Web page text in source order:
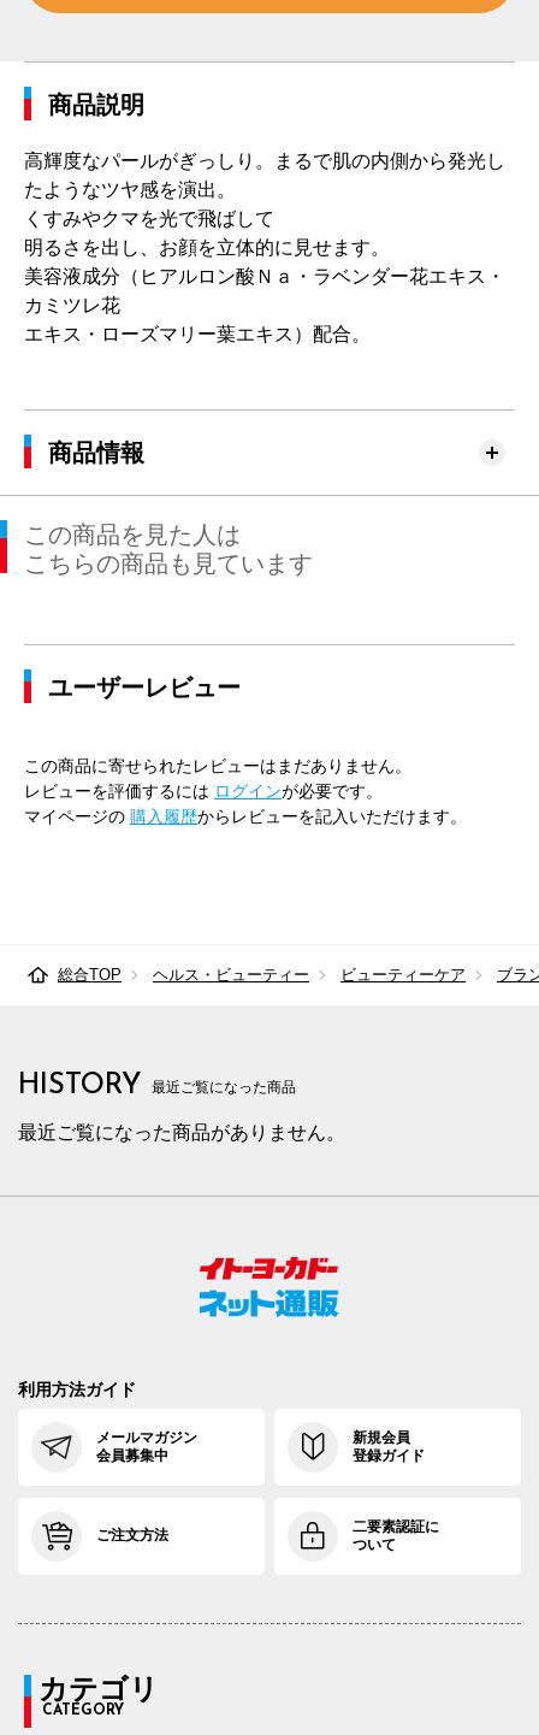
商品説明
高輝度なパールがぎっしり。まるで肌の内側から発光し
たようなツヤ感を演出。
くすみやクマを光で飛ばして
明るさを出し、お顔を立体的に見せます。
美容液成分（ヒアルロン酸Ｎａ・ラベンダー花エキス・
カミツレ花
エキス・ローズマリー葉エキス）配合。
商品情報
この商品を見た人は
こちらの商品も見ています
ユーザーレビュー
この商品に寄せられたレビューはまだありません。
レビューを評価するには ログインが必要です。
マイページの 購入履歴からレビューを記入いただけます。
総合TOP ヘルス・ビューティー ビューティーケア ブラ
HISTORY 最近ご覧になった商品
最近ご覧になった商品がありません。
利用方法ガイド
メールマガジン
会員募集中
新規会員
登録ガイド
ご注文方法
二要素認証に
ついて
カテゴリ
CATEGORY